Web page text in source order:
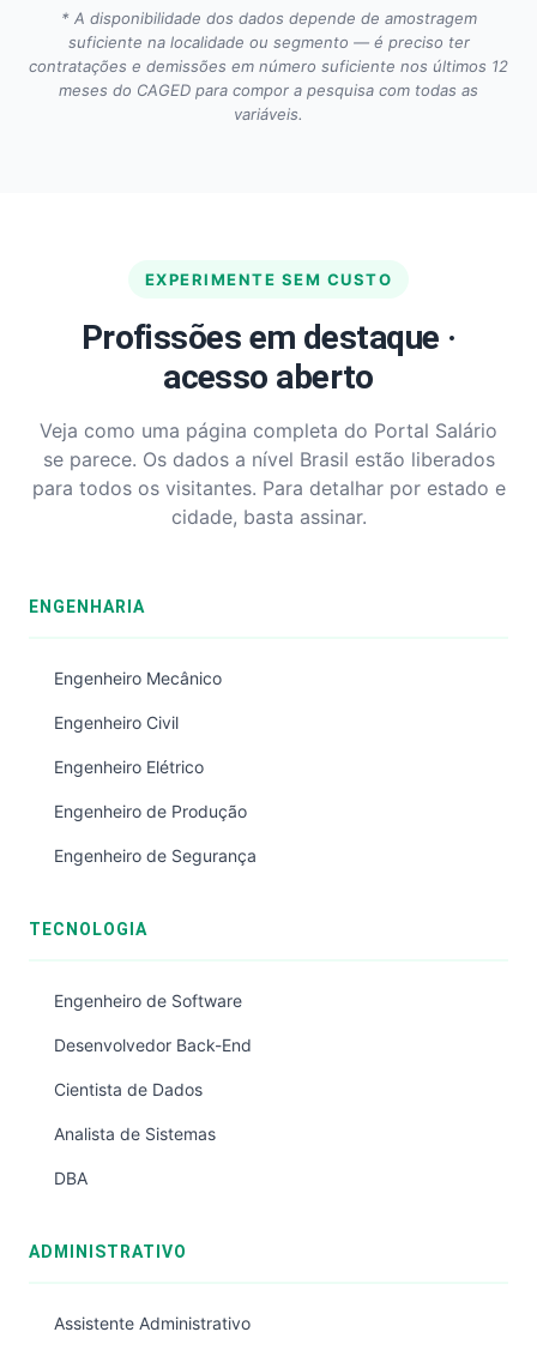
* A disponibilidade dos dados depende de amostragem
suficiente na localidade ou segmento — é preciso ter
contratações e demissões em número suficiente nos últimos 12
meses do CAGED para compor a pesquisa com todas as
variáveis.
EXPERIMENTE SEM CUSTO
Profissões em destaque ·
acesso aberto
Veja como uma página completa do Portal Salário
se parece. Os dados a nível Brasil estão liberados
para todos os visitantes. Para detalhar por estado e
cidade, basta assinar.
ENGENHARIA
Engenheiro Mecânico
Engenheiro Civil
Engenheiro Elétrico
Engenheiro de Produção
Engenheiro de Segurança
TECNOLOGIA
Engenheiro de Software
Desenvolvedor Back-End
Cientista de Dados
Analista de Sistemas
DBA
ADMINISTRATIVO
Assistente Administrativo